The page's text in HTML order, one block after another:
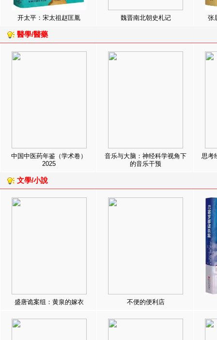
开太平：宋太祖赵匡胤 魏晋南北朝史札记 张
醫學/醫藥
中国中医药年鉴（学术卷）
2025
音乐与大脑：神经科学视角下
的音乐干预
思考
文學/小說
盛唐诡案组：黄泉的嫁衣 不便的便利店